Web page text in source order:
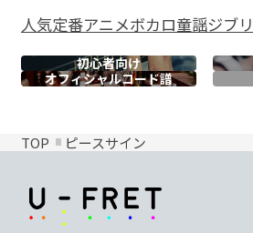
人気定番アニメボカロ童謡ジブリ
初心者向け
オフィシャルコード譜
TOP ピースサイン